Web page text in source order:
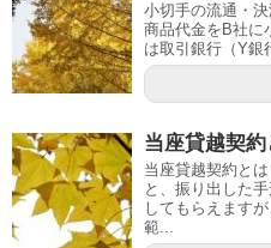
小切手の流通・
商品代金をB社に
は取引銀行（Y銀
当座貸越契約
当座貸越契約と
と、振り出した
してもらえます
範...